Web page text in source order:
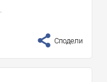
Сподели